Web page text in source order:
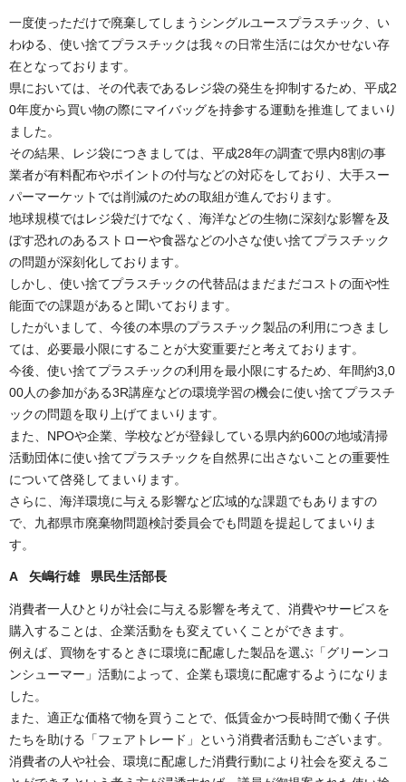
一度使っただけで廃棄してしまうシングルユースプラスチック、い
わゆる、使い捨てプラスチックは我々の日常生活には欠かせない存
在となっております。
県においては、その代表であるレジ袋の発生を抑制するため、平成2
0年度から買い物の際にマイバッグを持参する運動を推進してまいり
ました。
その結果、レジ袋につきましては、平成28年の調査で県内8割の事
業者が有料配布やポイントの付与などの対応をしており、大手スー
パーマーケットでは削減のための取組が進んでおります。
地球規模ではレジ袋だけでなく、海洋などの生物に深刻な影響を及
ぼす恐れのあるストローや食器などの小さな使い捨てプラスチック
の問題が深刻化しております。
しかし、使い捨てプラスチックの代替品はまだまだコストの面や性
能面での課題があると聞いております。
したがいまして、今後の本県のプラスチック製品の利用につきまし
ては、必要最小限にすることが大変重要だと考えております。
今後、使い捨てプラスチックの利用を最小限にするため、年間約3,0
00人の参加がある3R講座などの環境学習の機会に使い捨てプラスチ
ックの問題を取り上げてまいります。
また、NPOや企業、学校などが登録している県内約600の地域清掃
活動団体に使い捨てプラスチックを自然界に出さないことの重要性
について啓発してまいります。
さらに、海洋環境に与える影響など広域的な課題でもありますの
で、九都県市廃棄物問題検討委員会でも問題を提起してまいりま
す。
A 矢嶋行雄 県民生活部長
消費者一人ひとりが社会に与える影響を考えて、消費やサービスを
購入することは、企業活動をも変えていくことができます。
例えば、買物をするときに環境に配慮した製品を選ぶ「グリーンコ
ンシューマー」活動によって、企業も環境に配慮するようになりま
した。
また、適正な価格で物を買うことで、低賃金かつ長時間で働く子供
たちを助ける「フェアトレード」という消費者活動もございます。
消費者の人や社会、環境に配慮した消費行動により社会を変えるこ